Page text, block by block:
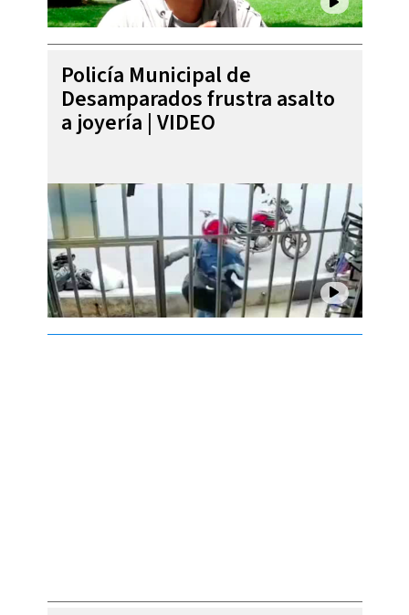
Policía Municipal de
Desamparados frustra asalto
a joyería | VIDEO